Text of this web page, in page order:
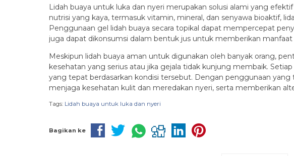
Lidah buaya untuk luka dan nyeri merupakan solusi alami yang
nutrisi yang kaya, termasuk vitamin, mineral, dan senyawa bioaktif,
Penggunaan gel lidah buaya secara topikal dapat mempercepat
juga dapat dikonsumsi dalam bentuk jus untuk memberikan
Meskipun lidah buaya aman untuk digunakan oleh banyak orang,
kesehatan yang serius atau jika gejala tidak kunjung membaik.
yang tepat berdasarkan kondisi tersebut. Dengan penggunaan
menjaga kesehatan kulit dan meredakan nyeri, serta memberikan
Tags: Lidah buaya untuk luka dan nyeri
Bagikan ke